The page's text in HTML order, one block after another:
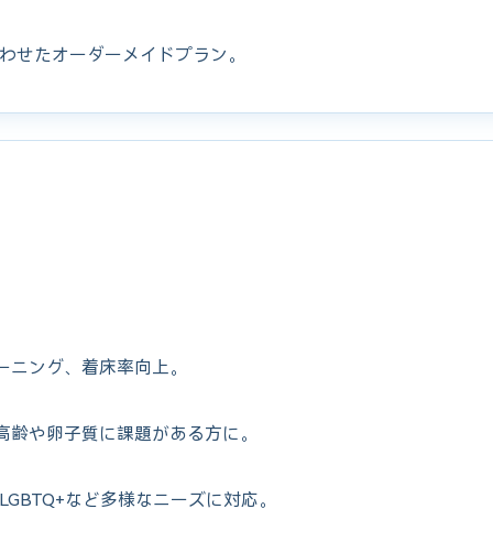
せたオーダーメイドプラン。
ニング、着床率向上。
や卵子質に課題がある方に。
など多様なニーズに対応。